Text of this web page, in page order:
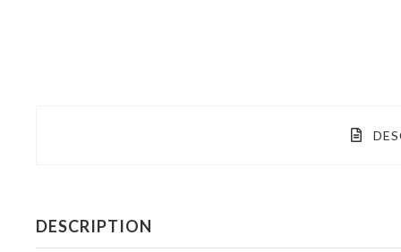
DESCRIPTION